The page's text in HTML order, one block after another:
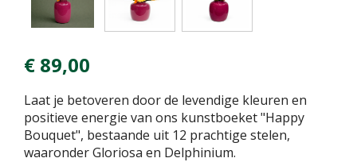
€ 89,00
Laat je betoveren door de levendige kleuren en
positieve energie van ons kunstboeket "Happy
Bouquet", bestaande uit 12 prachtige stelen,
waaronder Gloriosa en Delphinium.